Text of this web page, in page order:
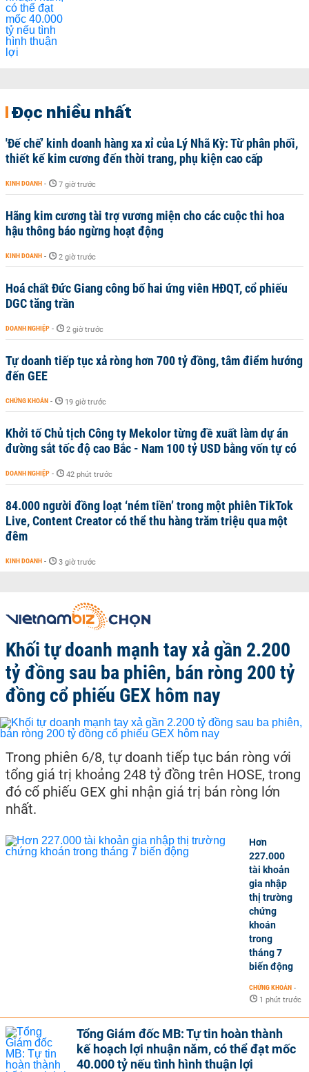
Đọc nhiều nhất
'Đế chế’ kinh doanh hàng xa xỉ của Lý Nhã Kỳ: Từ phân phối,
thiết kế kim cương đến thời trang, phụ kiện cao cấp
KINH DOANH - 7 giờ trước
Hãng kim cương tài trợ vương miện cho các cuộc thi hoa
hậu thông báo ngừng hoạt động
KINH DOANH - 2 giờ trước
Hoá chất Đức Giang công bố hai ứng viên HĐQT, cổ phiếu
DGC tăng trần
DOANH NGHIỆP - 2 giờ trước
Tự doanh tiếp tục xả ròng hơn 700 tỷ đồng, tâm điểm hướng
đến GEE
CHỨNG KHOÁN - 19 giờ trước
Khởi tố Chủ tịch Công ty Mekolor từng đề xuất làm dự án
đường sắt tốc độ cao Bắc - Nam 100 tỷ USD bằng vốn tự có
DOANH NGHIỆP - 42 phút trước
84.000 người đồng loạt ‘ném tiền’ trong một phiên TikTok
Live, Content Creator có thể thu hàng trăm triệu qua một
đêm
KINH DOANH - 3 giờ trước
Khối tự doanh mạnh tay xả gần 2.200
tỷ đồng sau ba phiên, bán ròng 200 tỷ
đồng cổ phiếu GEX hôm nay
Trong phiên 6/8, tự doanh tiếp tục bán ròng với
tổng giá trị khoảng 248 tỷ đồng trên HOSE, trong
đó cổ phiếu GEX ghi nhận giá trị bán ròng lớn
nhất.
Hơn
227.000
tài khoản
gia nhập
thị trường
chứng
khoán
trong
tháng 7
biến động
CHỨNG KHOÁN -
1 phút trước
Tổng Giám đốc MB: Tự tin hoàn thành
kế hoạch lợi nhuận năm, có thể đạt mốc
40.000 tỷ nếu tình hình thuận lợi